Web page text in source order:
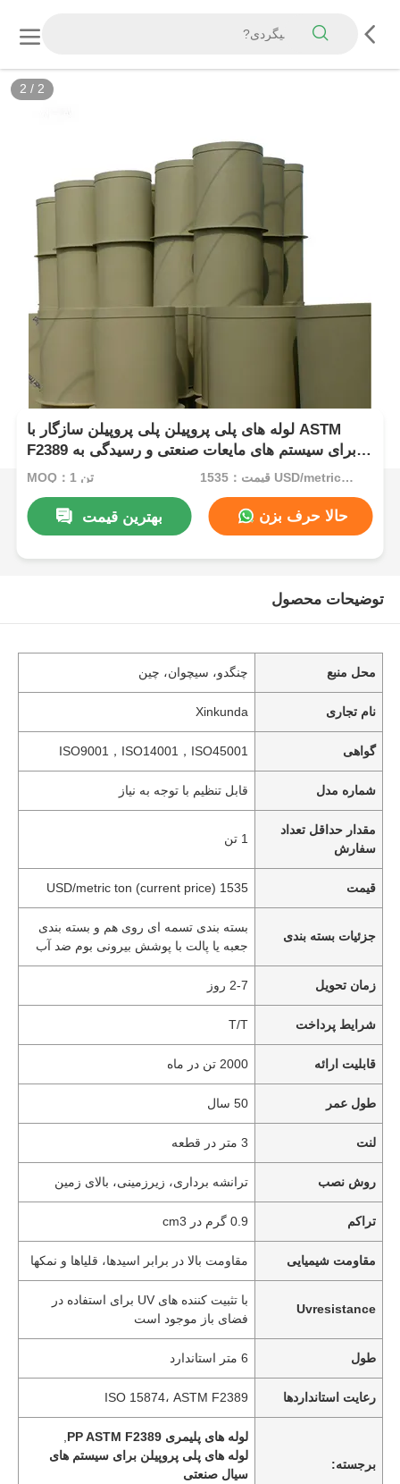
2 / 2
لوله های پلی پروپیلن پلی پروپیلن سازگار با ASTM
F2389 برای سیستم های مایعات صنعتی و رسیدگی به
مواد شیمیایی
MOQ：1 تن قیمت：1535 USD/metric ton (current price)
بهترین قیمت حالا حرف بزن
توضیحات محصول
محل منبع چنگدو، سیچوان، چین
نام تجاری Xinkunda
گواهی ISO9001，ISO14001，ISO45001
شماره مدل قابل تنظیم با توجه به نیاز
مقدار حداقل تعداد
سفارش
1 تن
قیمت 1535 USD/metric ton (current price)
جزئیات بسته بندی
بسته بندی تسمه ای روی هم و بسته بندی
جعبه یا پالت با پوشش بیرونی بوم ضد آب
زمان تحویل 2-7 روز
شرایط پرداخت T/T
قابلیت ارائه 2000 تن در ماه
طول عمر 50 سال
لنت 3 متر در قطعه
روش نصب ترانشه برداری، زیرزمینی، بالای زمین
تراکم 0.9 گرم در cm3
مقاومت شیمیایی مقاومت بالا در برابر اسیدها، قلیاها و نمکها
Uvresistance
با تثبیت کننده های UV برای استفاده در
فضای باز موجود است
طول 6 متر استاندارد
رعایت استانداردها ISO 15874، ASTM F2389
برجسته:
لوله های پلیمری PP ASTM F2389
لوله های پلی پروپیلن برای سیستم های
سیال صنعتی